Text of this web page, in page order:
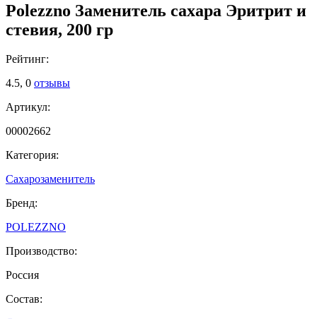
Polezzno Заменитель сахара Эритрит и
стевия, 200 гр
Рейтинг:
4.5, 0 отзывы
Артикул:
00002662
Категория:
Сахарозаменитель
Бренд:
POLEZZNO
Производство:
Россия
Состав: